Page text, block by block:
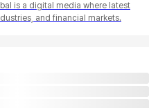
is a digital media where latest
and financial markets.